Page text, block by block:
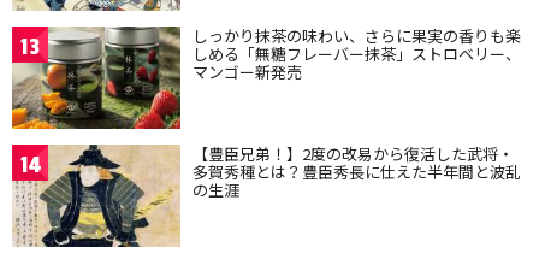
13 しっかり抹茶の味わい、さらに果実の香りも楽
しめる「無糖フレーバー抹茶」ストロベリー、
マンゴー新発売
14 【豊臣兄弟！】2度の改易から復活した武将・
多賀秀種とは？豊臣秀長に仕えた半年間と波乱
の生涯